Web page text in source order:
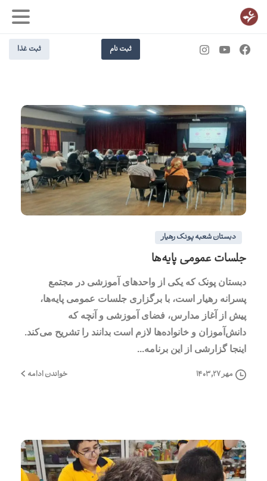
ثبت نام ثبت غذا
0
0
دبستان شعبه پونک رهیار
جلسات عمومی پایه‌ها
دبستان پونک که یکی از واحدهای آموزشی در مجتمع
پسرانه رهیار است، با برگزاری جلسات عمومی پایه‌ها،
پیش از آغاز مدارس، فضای آموزشی و آنچه که
دانش‌آموزان و خانواده‌ها لازم است بدانند را تشریح می‌کند.
اینجا گزارشی از این برنامه...
مهر ۲۷, ۱۴۰۳ خواندن ادامه